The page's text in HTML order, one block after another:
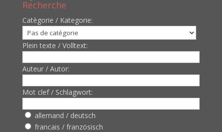
Recherche
Catègorie / Kategorie:
Plein texte / Volltext:
Auteur / Autor:
Mot clef / Schlagwort:
allemand / deutsch
francais / französisch